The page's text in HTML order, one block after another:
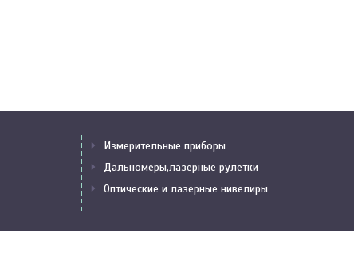
Измерительные приборы
Дальномеры,лазерные рулетки
Оптические и лазерные нивелиры